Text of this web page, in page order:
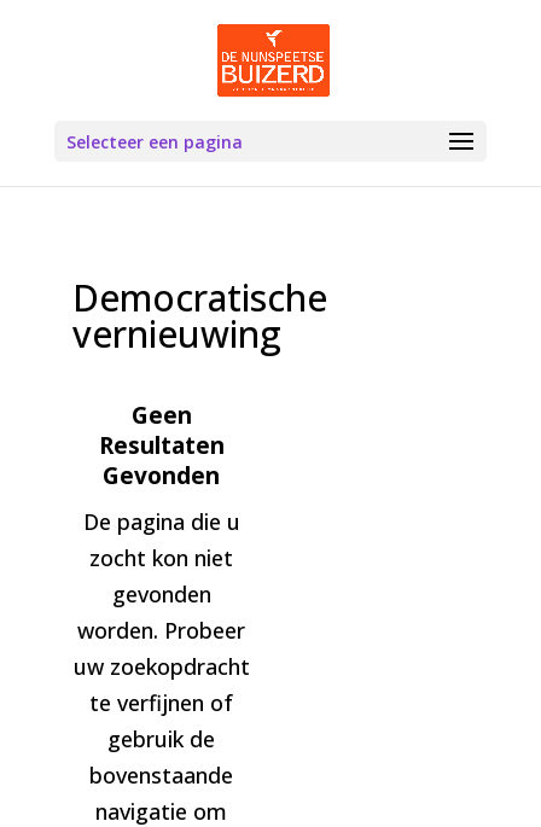
Selecteer een pagina
Democratische
vernieuwing
Geen
Resultaten
Gevonden
De pagina die u
zocht kon niet
gevonden
worden. Probeer
uw zoekopdracht
te verfijnen of
gebruik de
bovenstaande
navigatie om